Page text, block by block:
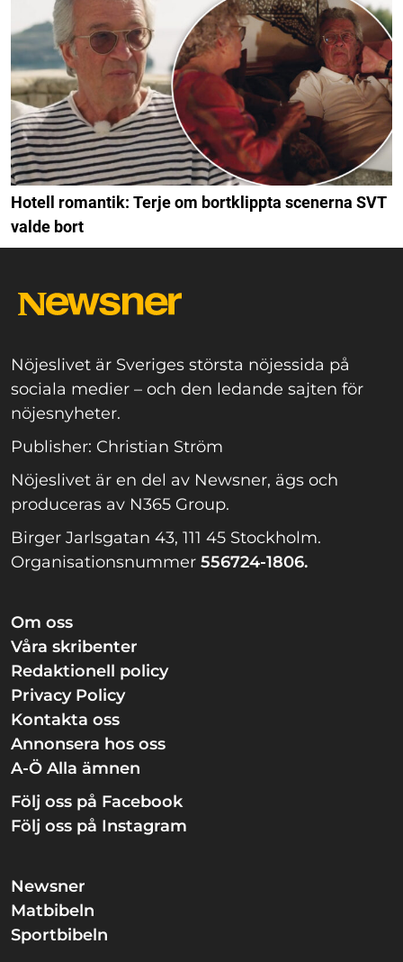
Hotell romantik: Terje om bortklippta scenerna SVT
valde bort
Nöjeslivet är Sveriges största nöjessida på
sociala medier – och den ledande sajten för
nöjesnyheter.
Publisher: Christian Ström
Nöjeslivet är en del av Newsner, ägs och
produceras av N365 Group.
Birger Jarlsgatan 43, 111 45 Stockholm.
Organisationsnummer 556724-1806.
Om oss
Våra skribenter
Redaktionell policy
Privacy Policy
Kontakta oss
Annonsera hos oss
A-Ö Alla ämnen
Följ oss på Facebook
Följ oss på Instagram
Newsner
Matbibeln
Sportbibeln